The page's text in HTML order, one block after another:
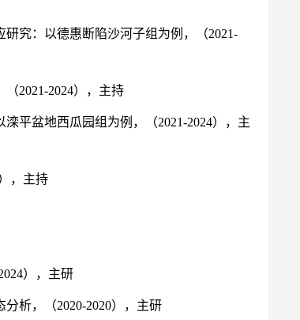
究：以德惠断陷沙河子组为例，（2021-
2021-2024），主持
平盆地西瓜园组为例，（2021-2024），主
，主持
），主研
析，（2020-2020），主研